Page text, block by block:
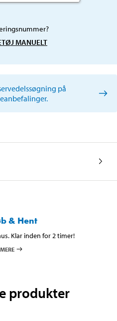
MANUELT
på
& Hent
Klar inden for 2 timer!
produkter